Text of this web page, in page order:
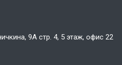
9А стр. 4, 5 этаж, офис 22